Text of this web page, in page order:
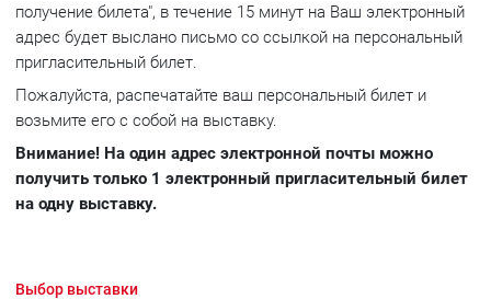
получение билета", в течение 15 минут на Ваш электронный
адрес будет выслано письмо со ссылкой на персональный
пригласительный билет.
Пожалуйста, распечатайте ваш персональный билет и
возьмите его с собой на выставку.
Внимание! На один адрес электронной почты можно
получить только 1 электронный пригласительный билет
на одну выставку.
Выбор выставки